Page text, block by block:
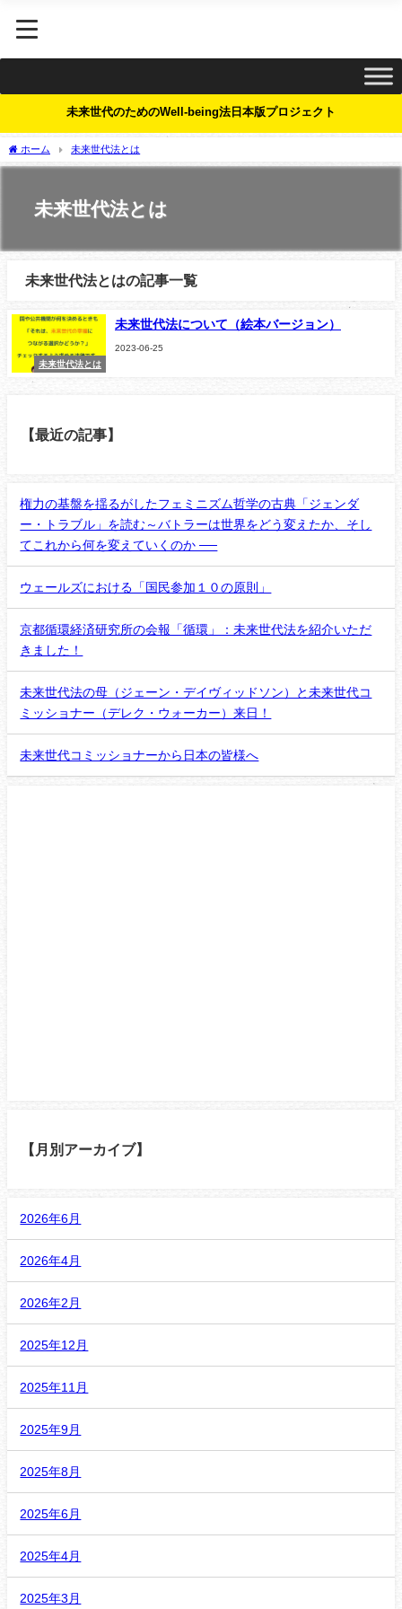
未来世代のためのWell-being法日本版プロジェクト
ホーム 未来世代法とは
未来世代法とは
未来世代法とはの記事一覧
未来世代法とは
未来世代法について（絵本バージョン）
2023-06-25
【最近の記事】
権力の基盤を揺るがしたフェミニズム哲学の古典「ジェンダ
ー・トラブル」を読む～バトラーは世界をどう変えたか、そし
てこれから何を変えていくのか ──
ウェールズにおける「国民参加１０の原則」
京都循環経済研究所の会報「循環」：未来世代法を紹介いただ
きました！
未来世代法の母（ジェーン・デイヴィッドソン）と未来世代コ
ミッショナー（デレク・ウォーカー）来日！
未来世代コミッショナーから日本の皆様へ
【月別アーカイブ】
2026年6月
2026年4月
2026年2月
2025年12月
2025年11月
2025年9月
2025年8月
2025年6月
2025年4月
2025年3月